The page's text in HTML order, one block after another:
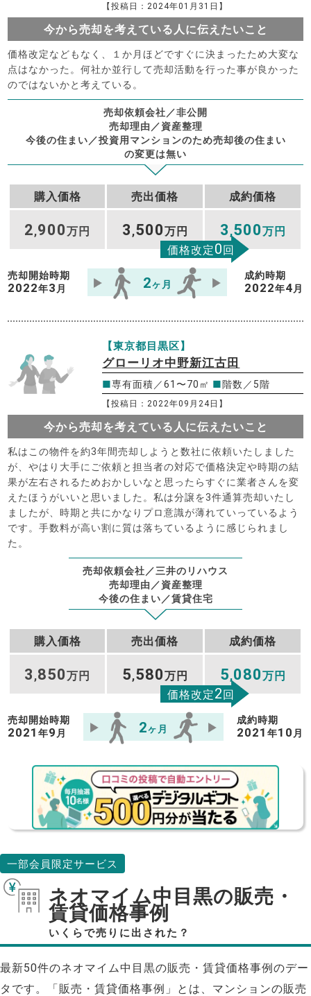
【投稿日：2024年01月31日】
今から売却を考えている人に伝えたいこと
価格改定などもなく、１か月ほどですぐに決まったため大変な
点はなかった。何社か並行して売却活動を行った事が良かった
のではないかと考えている。
売却依頼会社／非公開
売却理由／資産整理
今後の住まい／投資用マンションのため売却後の住まい
の変更は無い
購入価格 売出価格 成約価格
2,900万円 3 ,500万円 3 ,500万円
価格改定0回
売却開始時期
2022年3 月 2ヶ月
成約時期
2022年4 月
【東京都目黒区】
グローリオ中野新江古田
■専有面積／61〜70㎡ ■階数／5階
【投稿日：2022年09月24日】
今から売却を考えている人に伝えたいこと
私はこの物件を約3年間売却しようと数社に依頼いたしました
が、やはり大手にご依頼と担当者の対応で価格決定や時期の結
果が左右されるためおかしいなと思ったらすぐに業者さんを変
えたほうがいいと思いました。私は分譲を3件通算売却いたし
ましたが、時期と共にかなりプロ意識が薄れていっているよう
です。手数料が高い割に質は落ちているように感じられまし
た。
売却依頼会社／三井のリハウス
売却理由／資産整理
今後の住まい／賃貸住宅
購入価格 売出価格 成約価格
3 ,850万円 5,580万円 5,080万円
価格改定2回
売却開始時期
2021年9 月 2ヶ月
成約時期
2021 年10 月
一部会員限定サービス
ネオマイム中目黒の販売・
賃貸価格事例
いくらで売りに出された？
最新50件のネオマイム中目黒の販売・賃貸価格事例のデー
タです。「販売・賃貸価格事例」とは、マンションの販売